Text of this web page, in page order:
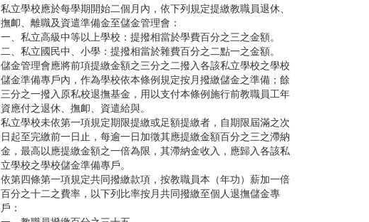
私立學校應於每學期開始二個月內，依下列規定提繳教職員退休、
撫卹、離職及資遣準備金至儲金管理會：
一、私立高級中等以上學校：提撥相當於學費百分之三之金額。
二、私立國民中、小學：提撥相當於雜費百分之二點一之金額。
儲金管理會應將前項提繳金額之三分之二撥入各該私立學校之學校
儲金準備專戶內，作為學校依本條例規定按月撥繳儲金之準備；餘
三分之一撥入原私校退撫基金，用以支付本條例施行前教職員工年
資應付之退休、撫卹、資遣給與。
私立學校未依第一項規定期限提繳或足額提繳者，自期限屆滿之次
日起至完繳前一日止，每逾一日加徵其應提繳金額百分之三之滯納
金，最高以應提繳金額之一倍為限，其滯納金收入，應歸入各該私
立學校之學校儲金準備專戶。
依第四條第一項規定共同撥繳款項，按教職員本（年功）薪加一倍
百分之十二之費率，以下列比率按月共同撥繳至個人退撫儲金專
戶：